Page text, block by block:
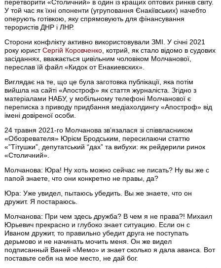
перетворити «Столичний» в один із кращих оптових ринків світу.
У той час як їхні опоненти (угруповання Єнакіївських) начебто
оперують готівкою, яку спрямовують для фінансування
терористів ДНР і ЛНР.
Сторони конфлікту активно використовували ЗМІ. У січні 2021
року юристСергій Коровченко , котрий, як стало відомо в судових
засіданнях, вважається цивільним чоловіком Молчанової,
переслав їй файл «Кидок от Енакиевских».
Виглядає на те, що це була заготовка публікації, яка потім
вийшла на сайті «Апостроф» як стаття журналіста. Згідно з
матеріалами НАБУ, у мобільному телефоні Молчанової є
переписка з приводу придбання медіахолдингу «Апостроф» від
імені довіреної особи.
24 травня 2021-го Молчанова звʼязалася зі співвласником
«Обозревателя» Юрієм Бродським, пересилаючи статтю
«”Тітушки”, депутатський “дах” та вибухи: як рейдерили ринок
«Столичний».
Молчанова: Юра! Ну хоть можно сейчас не писать? Ну вы же с
папой знаете, что они конкретно не правы, да?
Юра: Уже увидел, пытаюсь убедить. Вы же знаете, что он
дружит. Я постараюсь.
Молчанова: При чем здесь дружба? В чем я не права?! Михаил
Юрьевич прекрасно и глубоко знает ситуацию. Если он с
Иваном дружит, то правильно убедит друга не поступать
дерьмово и не начинать мочить меня. Он же видел
подписанный Ваней «Мемо» и знает сколько я дала аванса. Вот
поставьте себя на мое место, не дай бог.